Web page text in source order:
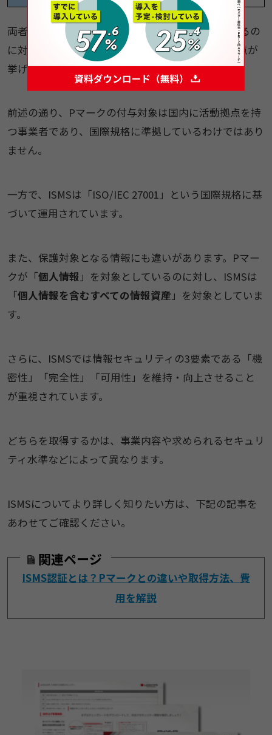
両者の大きな違いとして、Pマークが国内規格であるの
に対し、ISMSは国際規格に基づく認証制度 である点が
挙げられます。
前述の通り、Pマークの付与対象は国内に活動拠点を持
つ事業者であり、国際規格に準拠しているわけではあり
ません。
一方で、ISMSは「ISO/IEC 27001」という国際規格に基
づいて運用されています。
また、保護対象となる情報にも違いがあります。Pマー
クが「個人情報 」を対象としているのに対し、ISMSは
「個人情報を含むすべての情報資産 」を対象としていま
す。
さらに、ISMSでは情報セキュリティの3要素である「機
密性」「完全性」「可用性」を維持・向上させること
が重視されています。
どちらを取得するかは、事業内容や求められるセキュリ
ティ水準などによって異なります。
ISMSについてより詳しく知りたい方は、下記の記事を
あわせてご確認ください。
関連ページ
ISMS認証とは？Pマークとの違いや取得方法、費
用を解説